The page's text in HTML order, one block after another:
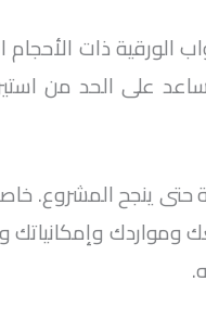
الورقية ذات الأحجام
على الحد من
حتى ينجح المشروع.
ومواردك